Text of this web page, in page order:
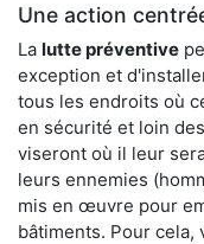
Une action
La lutte préventive
exception et
tous les endroits où
en sécurité et loin
viseront où il leur
leurs ennemies
mis en œuvre pour
bâtiments. Pour cela,